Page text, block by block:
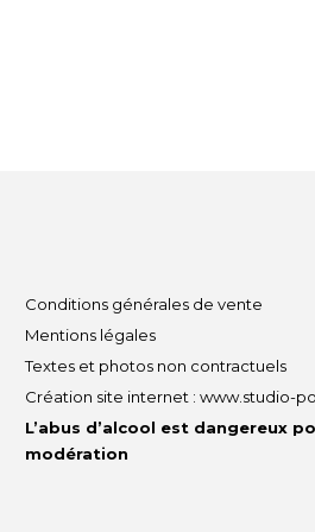
Conditions générales de vente
Mentions légales
Textes et photos non contractuels
Création site internet : www.studio-
L’abus d’alcool est dangereux
modération